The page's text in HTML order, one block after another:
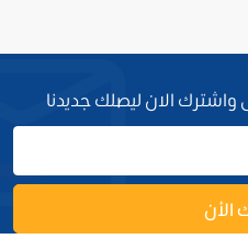
واشترك الان ليصلك جديدنا
الأن